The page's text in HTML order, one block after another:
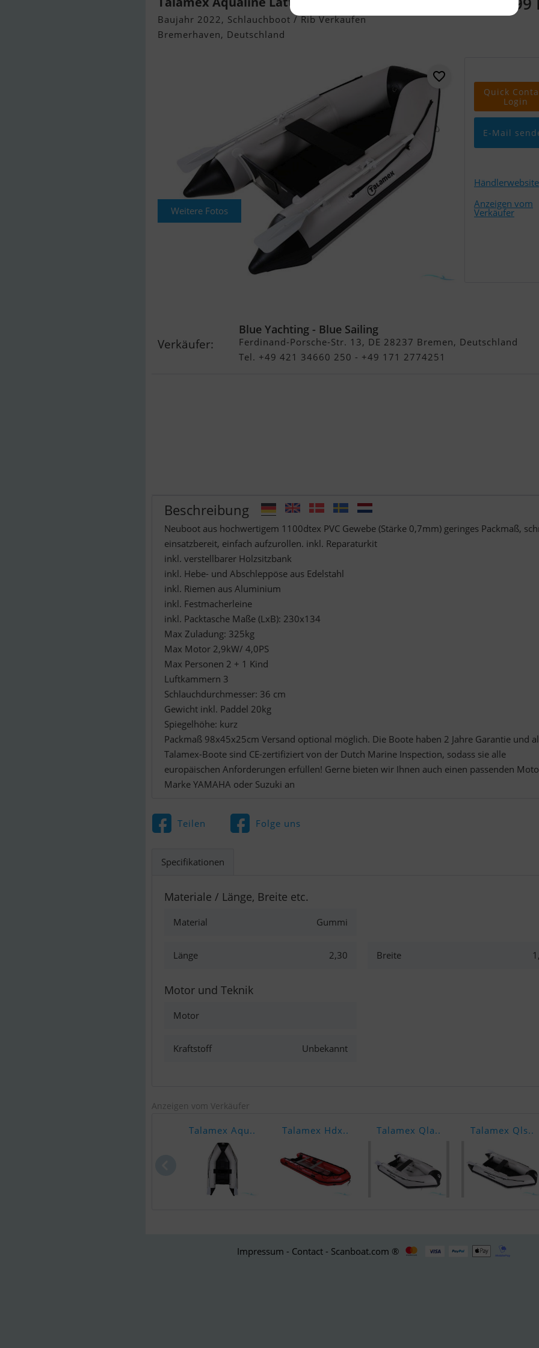
Baujahr 2022, Schlauchboot / Rib Verkaufen
Bremerhaven, Deutschland
Weitere Fotos
Quick
Login
E-Mail
Händlerwebsite
Anzeigen vom
Verkäufer
Verkäufer:
Blue Yachting - Blue Sailing
Ferdinand-Porsche-Str. 13, DE 28237 Bremen, Deutschland
Tel. +49 421 34660 250 - +49 171 2774251
Beschreibung
Neuboot aus hochwertigem 1100dtex PVC Gewebe (Stärke 0,7mm) geringes Packmaß,
einsatzbereit, einfach aufzurollen. inkl. Reparaturkit
inkl. verstellbarer Holzsitzbank
inkl. Hebe- und Abschleppöse aus Edelstahl
inkl. Riemen aus Aluminium
inkl. Festmacherleine
inkl. Packtasche Maße (LxB): 230x134
Max Zuladung: 325kg
Max Motor 2,9kW/ 4,0PS
Max Personen 2 + 1 Kind
Luftkammern 3
Schlauchdurchmesser: 36 cm
Gewicht inkl. Paddel 20kg
Spiegelhöhe: kurz
Packmaß 98x45x25cm Versand optional möglich. Die Boote haben 2 Jahre Garantie und
Talamex-Boote sind CE-zertifiziert von der Dutch Marine Inspection, sodass sie alle
europäischen Anforderungen erfüllen! Gerne bieten wir Ihnen auch einen passenden
Marke YAMAHA oder Suzuki an
Teilen Folge uns
Specifikationen
Materiale / Länge, Breite etc.
Material Gummi
Länge 2,30 Breite
Motor und Teknik
Motor
Kraftstoff Unbekannt
Anzeigen vom Verkäufer
Talamex Aqu.. Talamex Hdx.. Talamex Qla.. Talamex Qls..
Impressum - Contact - Scanboat.com ®